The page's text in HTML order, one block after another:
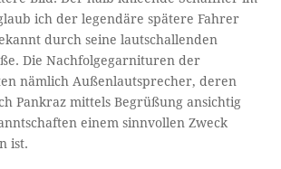
ich der legendäre spätere Fahrer
durch seine lautschallenden
Die Nachfolgegarnituren der
nämlich Außenlautsprecher, deren
Pankraz mittels Begrüßung ansichtig
einem sinnvollen Zweck
ist.